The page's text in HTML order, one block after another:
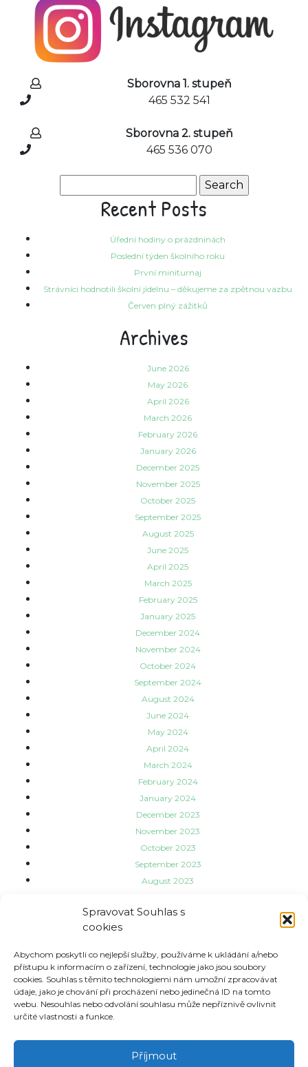
Spravovat Souhlas s
cookies
Abychom poskytli co nejlepší služby, používáme k ukládání a/nebo
přístupu k informacím o zařízení, technologie jako jsou soubory
cookies. Souhlas s těmito technologiemi nám umožní zpracovávat
údaje, jako je chování při procházení nebo jedinečná ID na tomto
webu. Nesouhlas nebo odvolání souhlasu může nepříznivě ovlivnit
určité vlastnosti a funkce.
Příjmout
Sborovna 1. stupeň
465 532 541
Sborovna 2. stupeň
465 536 070
for:
Recent Posts
Úřední hodiny o prázdninách
Poslední týden školního roku
První miniturnaj
Strávníci hodnotili školní jídelnu – děkujeme za zpětnou vazbu
Červen plný zážitků
Archives
June 2026
May 2026
April 2026
March 2026
February 2026
January 2026
December 2025
November 2025
October 2025
September 2025
August 2025
June 2025
April 2025
March 2025
February 2025
January 2025
December 2024
November 2024
October 2024
September 2024
August 2024
June 2024
May 2024
April 2024
March 2024
February 2024
January 2024
December 2023
November 2023
October 2023
September 2023
August 2023
June 2023
Categories
Aktuality
Informace o třídách
Meta